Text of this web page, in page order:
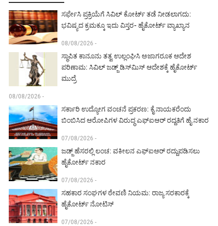
ಸರ್ಫೇಸಿ ಪ್ರಕ್ರಿಯೆಗೆ ಸಿವಿಲ್ ಕೋರ್ಟ್ ತಡೆ ನೀಡಲಾಗದು:
ಭವಿಷ್ಯದ ಕ್ರಮಕ್ಕೂ ಇದು ವಿಸ್ತರ- ಹೈಕೋರ್ಟ್ ವ್ಯಾಖ್ಯಾನ
08/08/2026 -
ಸ್ಥಾಪಿತ ಕಾನೂನು ತತ್ವ ಉಲ್ಲಂಘಿಸಿ ಅಜಾಗರೂಕ ಆದೇಶ
ಪರಿಣಾಮ: ಸಿವಿಲ್ ಜಡ್ಜ್ ಡಿಸ್‌ಮಿಸ್ ಆದೇಶಕ್ಕೆ ಹೈಕೋರ್ಟ್
ಮುದ್ರೆ
08/08/2026 -
ಸರ್ಕಾರಿ ಉದ್ಯೋಗ ವಂಚನೆ ಪ್ರಕರಣ: ಕೈ ನಾಯಕರೆಂದು
ಬಿಂಬಿಸಿದ ಆರೋಪಿಗಳ ವಿರುದ್ಧ ಎಫ್‌ಐಆರ್ ರದ್ದತಿಗೆ ಹೈ ನಕಾರ
07/08/2026 -
ಜಡ್ಜ್ ಹೆಸರಲ್ಲಿ ಲಂಚ: ವಕೀಲನ ಎಫ್‌ಐಆರ್ ರದ್ದುಪಡಿಸಲು
ಹೈಕೋರ್ಟ್ ನಕಾರ
07/08/2026 -
ಸಹಕಾರ ಸಂಘಗಳ ಠೇವಣಿ ನಿಯಮ: ರಾಜ್ಯ ಸರಕಾರಕ್ಕೆ
ಹೈಕೋರ್ಟ್ ನೋಟಿಸ್
07/08/2026 -